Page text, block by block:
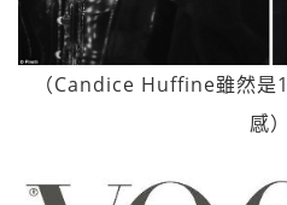
（Candice Huffine雖然是
感）